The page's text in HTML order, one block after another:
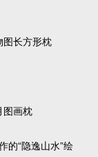
图长方形枕
图画枕
“隐逸山水”绘